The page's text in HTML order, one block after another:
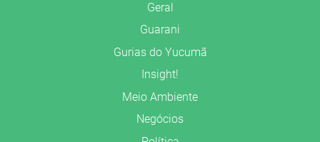
Geral
Guarani
Gurias do Yucumã
Insight!
Meio Ambiente
Negócios